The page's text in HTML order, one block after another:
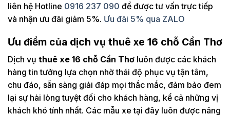
liên hệ Hotline 0916 237 090 để được tư vấn trực tiếp
và nhận ưu đãi giảm 5%. Ưu đãi 5% qua ZALO
Ưu điểm của dịch vụ thuê xe 16 chỗ Cần Thơ
Dịch vụ thuê xe 16 chỗ Cần Thơ luôn được các khách
hàng tin tưởng lựa chọn nhờ thái độ phục vụ tận tâm,
chu đáo, sẵn sàng giải đáp mọi thắc mắc, đảm bảo đem
lại sự hài lòng tuyệt đối cho khách hàng, kể cả những vị
khách khó tính nhất. Các mẫu xe tại đây luôn được nâng